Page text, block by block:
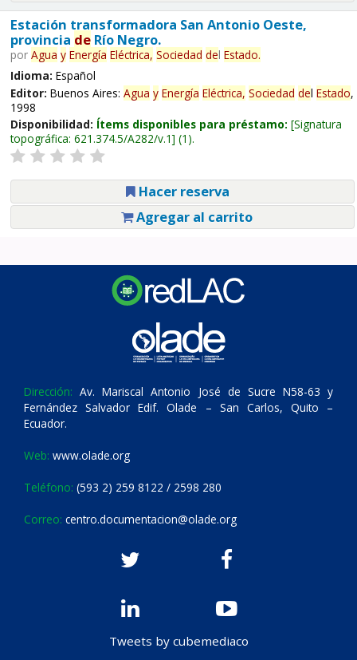
Estación transformadora San Antonio Oeste,
provincia deRío Negro.
por Agua y Energía Eléctrica, Sociedad del Estado.
Idioma: Español
Editor: Buenos Aires: Agua y Energía Eléctrica, Sociedad del Estado,
1998
Disponibilidad: Ítems disponibles para préstamo: Signatura
topográfica: 621.374.5/A282/v.1 (1).
Hacer reserva
Agregar al carrito
Dirección: Av. Mariscal Antonio José de Sucre N58-63 y
Fernández Salvador Edif. Olade – San Carlos, Quito –
Ecuador.
Web: www.olade.org
Teléfono: (593 2) 259 8122 / 2598 280
Correo: centro.documentacion@olade.org
Tweets by cubemediaco